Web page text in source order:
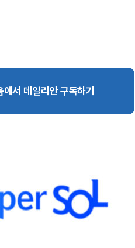
에서 데일리안 구독하기